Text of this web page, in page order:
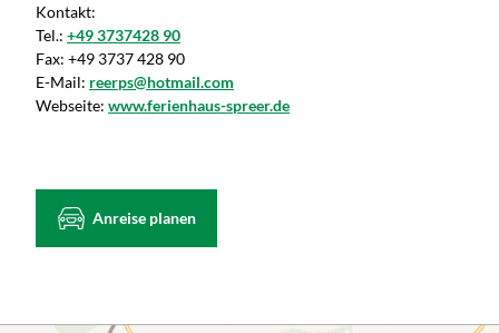
Kontakt:
Tel.: +49 3737428 90
Fax: +49 3737 428 90
E-Mail: reerps@hotmail.com
Webseite: www.ferienhaus-spreer.de
Anreise planen